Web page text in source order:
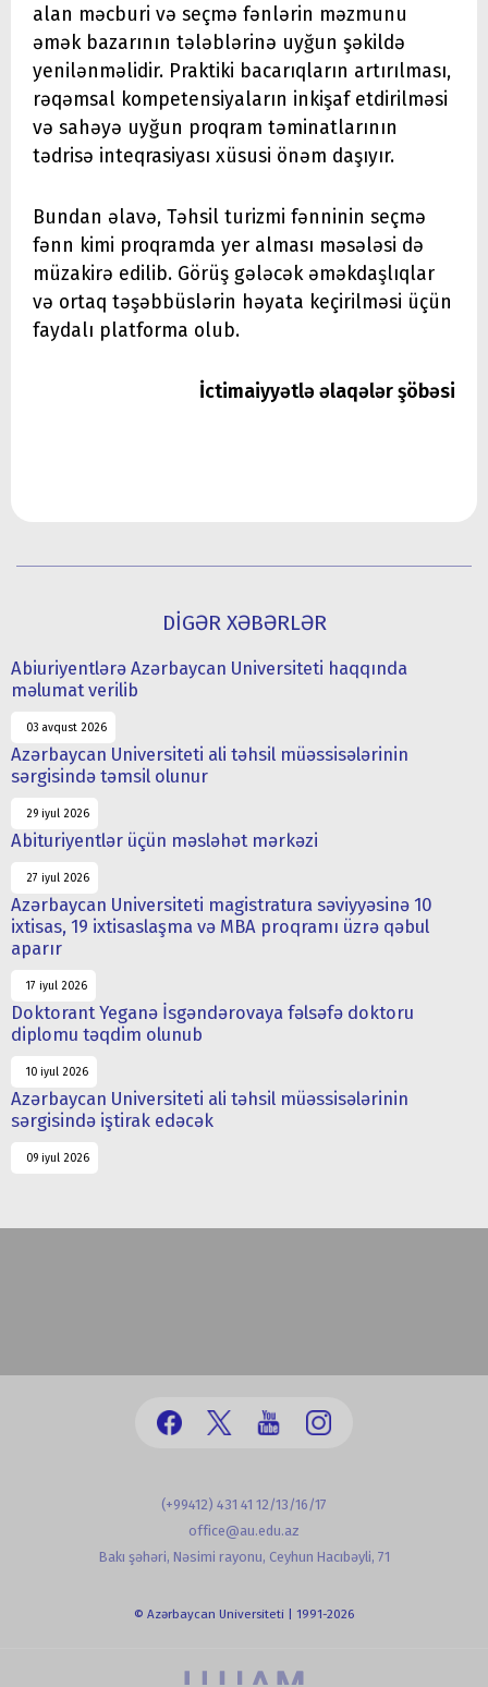
alan məcburi və seçmə fənlərin məzmunu
əmək bazarının tələblərinə uyğun şəkildə
yenilənməlidir. Praktiki bacarıqların artırılması,
rəqəmsal kompetensiyaların inkişaf etdirilməsi
və sahəyə uyğun proqram təminatlarının
tədrisə inteqrasiyası xüsusi önəm daşıyır.
Bundan əlavə, Təhsil turizmi fənninin seçmə
fənn kimi proqramda yer alması məsələsi də
müzakirə edilib. Görüş gələcək əməkdaşlıqlar
və ortaq təşəbbüslərin həyata keçirilməsi üçün
faydalı platforma olub.
İctimaiyyətlə əlaqələr şöbəsi
DİGƏR XƏBƏRLƏR
Abiuriyentlərə Azərbaycan Universiteti haqqında
məlumat verilib
03 avqust 2026
Azərbaycan Universiteti ali təhsil müəssisələrinin
sərgisində təmsil olunur
29 iyul 2026
Abituriyentlər üçün məsləhət mərkəzi
27 iyul 2026
Azərbaycan Universiteti magistratura səviyyəsinə 10
ixtisas, 19 ixtisaslaşma və MBA proqramı üzrə qəbul
aparır
17 iyul 2026
Doktorant Yeganə İsgəndərovaya fəlsəfə doktoru
diplomu təqdim olunub
10 iyul 2026
Azərbaycan Universiteti ali təhsil müəssisələrinin
sərgisində iştirak edəcək
09 iyul 2026
(+99412) 431 41 12/13/16/17
office@au.edu.az
Bakı şəhəri, Nəsimi rayonu, Ceyhun Hacıbəyli, 71
© Azərbaycan Universiteti | 1991-2026
powered by